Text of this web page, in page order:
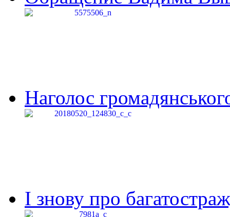
Наголос
І знову про